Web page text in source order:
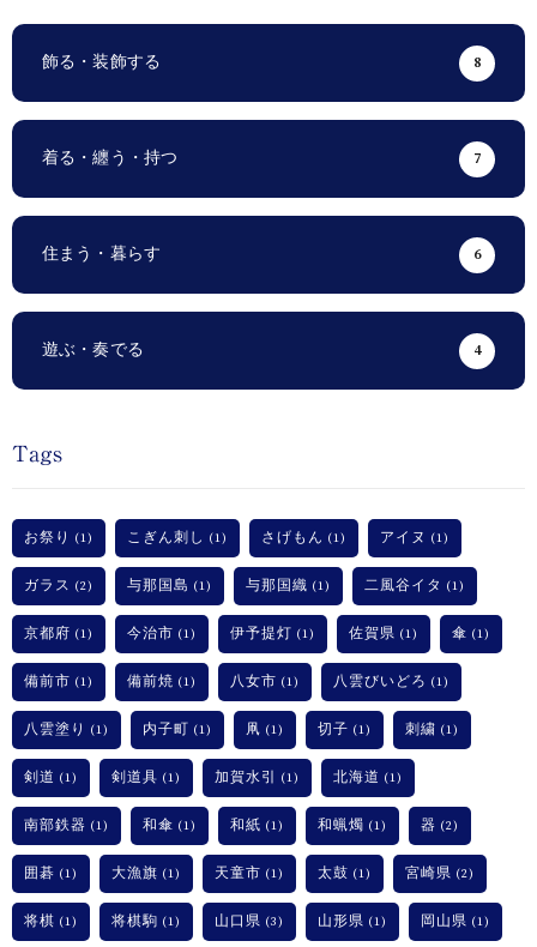
飾る・装飾する 8
着る・纏う・持つ 7
住まう・暮らす 6
遊ぶ・奏でる 4
Tags
お祭り (1) こぎん刺し (1) さげもん (1) アイヌ (1)
ガラス (2) 与那国島 (1) 与那国織 (1) 二風谷イタ (1)
京都府 (1) 今治市 (1) 伊予提灯 (1) 佐賀県 (1) 傘 (1)
備前市 (1) 備前焼 (1) 八女市 (1) 八雲びいどろ (1)
八雲塗り (1) 内子町 (1) 凧 (1) 切子 (1) 刺繍 (1)
剣道 (1) 剣道具 (1) 加賀水引 (1) 北海道 (1)
南部鉄器 (1) 和傘 (1) 和紙 (1) 和蝋燭 (1) 器 (2)
囲碁 (1) 大漁旗 (1) 天童市 (1) 太鼓 (1) 宮崎県 (2)
将棋 (1) 将棋駒 (1) 山口県 (3) 山形県 (1) 岡山県 (1)